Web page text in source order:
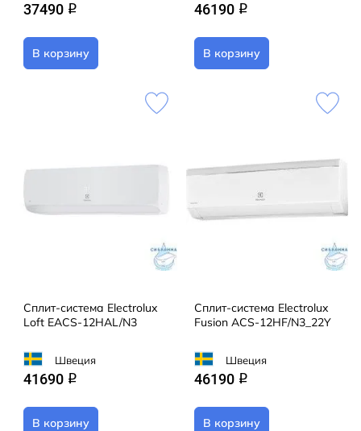
37490 q
В корзину
46190 q
В корзину
Сплит-система Electrolux
Loft EACS-12HAL/N3
Швеция
41690 q
В корзину
Сплит-система Electrolux
Fusion ACS-12HF/N3_22Y
Швеция
46190 q
В корзину